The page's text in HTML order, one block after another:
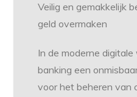
Veilig en gemakkelijk
geld overmaken
In de moderne digitale
banking een
voor het beheren van